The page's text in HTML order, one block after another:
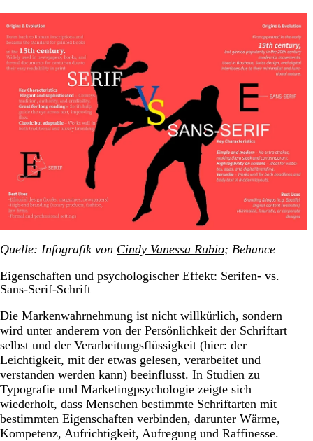
Quelle: Infografik von Cindy Vanessa Rubio; Behance
Eigenschaften und psychologischer Effekt: Serifen- vs.
Sans-Serif-Schrift
Die Markenwahrnehmung ist nicht willkürlich, sondern
wird unter anderem von der Persönlichkeit der Schriftart
selbst und der Verarbeitungsflüssigkeit (hier: der
Leichtigkeit, mit der etwas gelesen, verarbeitet und
verstanden werden kann) beeinflusst. In Studien zu
Typografie und Marketingpsychologie zeigte sich
wiederholt, dass Menschen bestimmte Schriftarten mit
bestimmten Eigenschaften verbinden, darunter Wärme,
Kompetenz, Aufrichtigkeit, Aufregung und Raffinesse.